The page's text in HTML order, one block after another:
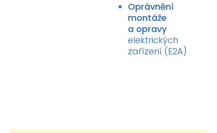
Oprávnění
montáže
a opravy
elektrických
zařízení (E2A)